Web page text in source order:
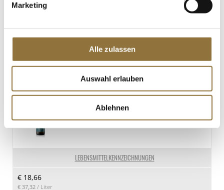
Marketing
Alle zulassen
Auswahl erlauben
Ablehnen
€ 63,95
St.
LEBENSMITTELKENNZEICHNUNGEN
Wiberg Basilikumöl, kaltgepresst,
Natives Olivenöl Extra mit
Basilikumextrakt, 500 ml
Art.Nr.:17006
€ 18,66
€ 37,32 / Liter